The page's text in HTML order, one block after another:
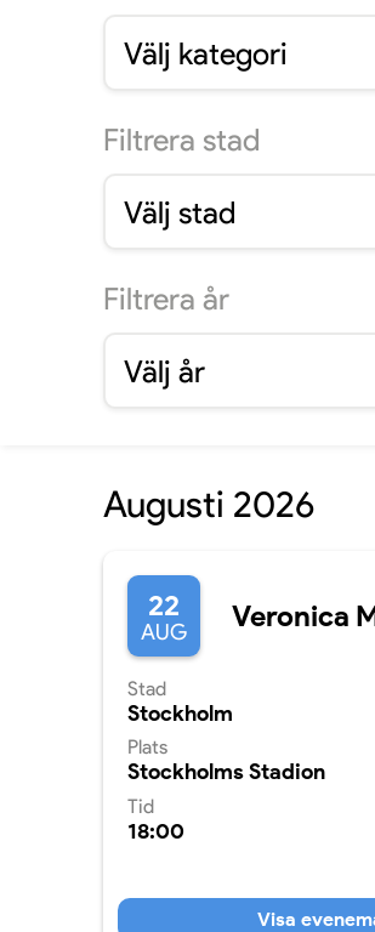
Välj kategori
Filtrera stad
Välj stad
Filtrera år
Välj år
Augusti 2026
22
AUG Veronica
Stad
Stockholm
Plats
Stockholms Stadion
Tid
18:00
Visa